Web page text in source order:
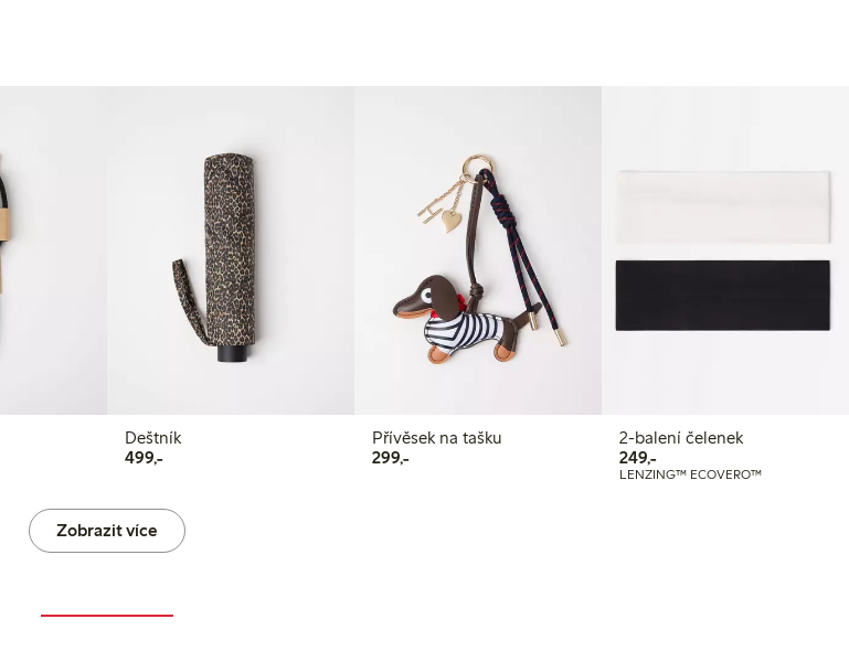
Deštník
499,-499,00 Kč
Přívěsek na tašku
299,-299,00 Kč
2-balení čelenek
249,-249,00 Kč
LENZING™ ECOVERO™
Zobrazit více